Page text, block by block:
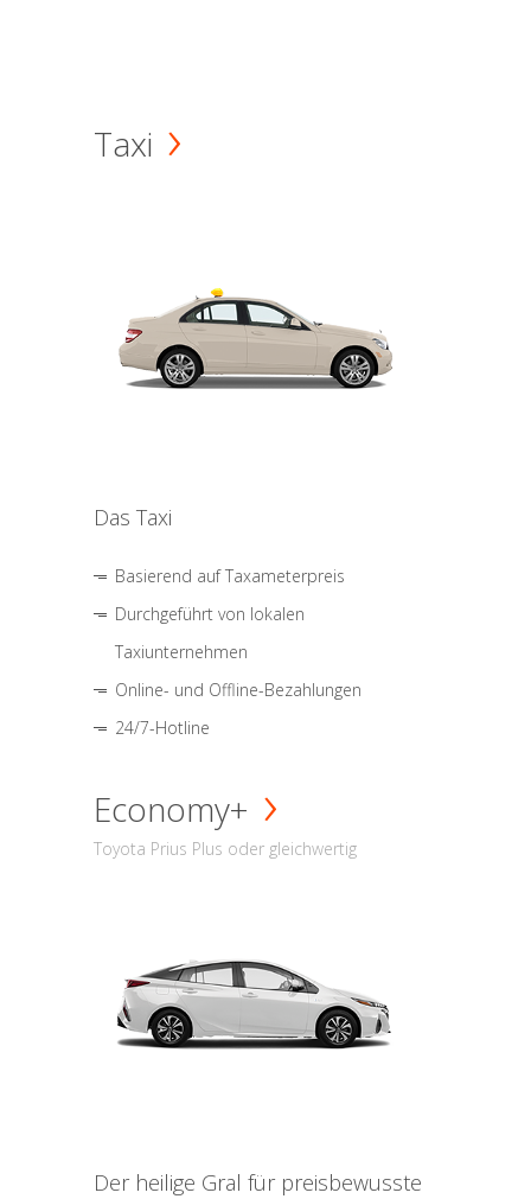
Taxi
Das Taxi
Basierend auf Taxameterpreis
Durchgeführt von lokalen
Taxiunternehmen
Online- und Offline-Bezahlungen
24/7-Hotline
Economy+
Toyota Prius Plus oder gleichwertig
Der heilige Gral für preisbewusste